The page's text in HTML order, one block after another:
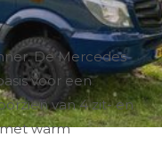
De Mercedes
voor een
van 4 zit- en
warm